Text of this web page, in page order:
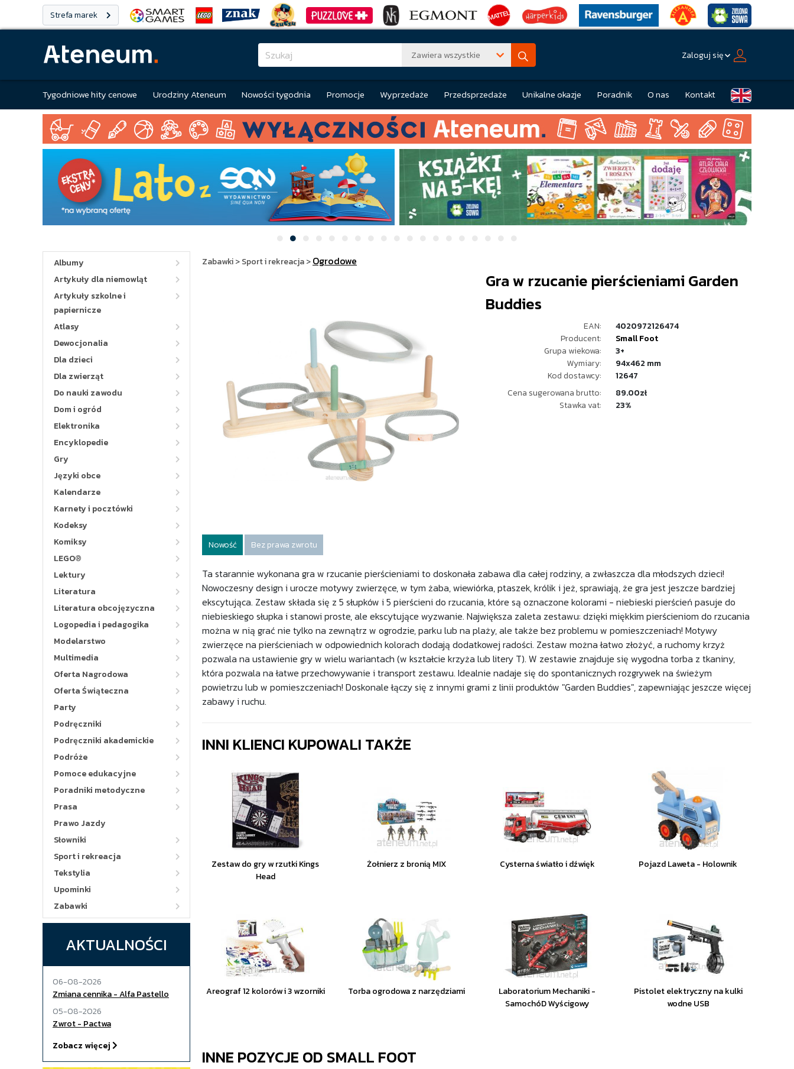
Strefa marek
Zawiera wszystkie Zaloguj się
Tygodniowe hity cenowe Urodziny Ateneum Nowości tygodnia Promocje Wyprzedaże Przedsprzedaże Unikalne okazje Poradnik O nas Kontakt
Albumy
Artykuły dla niemowląt
Artykuły szkolne i
papiernicze
Atlasy
Dewocjonalia
Dla dzieci
Dla zwierząt
Do nauki zawodu
Dom i ogród
Elektronika
Encyklopedie
Gry
Języki obce
Kalendarze
Karnety i pocztówki
Kodeksy
Komiksy
LEGO®
Lektury
Literatura
Literatura obcojęzyczna
Logopedia i pedagogika
Modelarstwo
Multimedia
Oferta Nagrodowa
Oferta Świąteczna
Party
Podręczniki
Podręczniki akademickie
Podróże
Pomoce edukacyjne
Poradniki metodyczne
Prasa
Prawo Jazdy
Słowniki
Sport i rekreacja
Tekstylia
Upominki
Zabawki
AKTUALNOŚCI
06-08-2026
Zmiana cennika - Alfa Pastello
05-08-2026
Zwrot - Pactwa
Zobacz więcej
Zabawki>Sport i rekreacja>Ogrodowe
Gra w rzucanie pierścieniami Garden
Buddies
EAN:
4020972126474
Producent:
Small Foot
Grupa wiekowa:
3+
Wymiary:
94x462 mm
Kod dostawcy:
12647
Cena sugerowana brutto:
89.00zł
Stawka vat:
23%
Nowość Bez prawa zwrotu
Ta starannie wykonana gra w rzucanie pierścieniami to doskonała zabawa dla całej rodziny, a zwłaszcza dla młodszych dzieci!
Nowoczesny design i urocze motywy zwierzęce, w tym żaba, wiewiórka, ptaszek, królik i jeż, sprawiają, że gra jest jeszcze bardziej
ekscytująca. Zestaw składa się z 5 słupków i 5 pierścieni do rzucania, które są oznaczone kolorami - niebieski pierścień pasuje do
niebieskiego słupka i stanowi proste, ale ekscytujące wyzwanie. Największa zaleta zestawu: dzięki miękkim pierścieniom do rzucania
można w nią grać nie tylko na zewnątrz w ogrodzie, parku lub na plaży, ale także bez problemu w pomieszczeniach! Motywy
zwierzęce na pierścieniach w odpowiednich kolorach dodają dodatkowej radości. Zestaw można łatwo złożyć, a ruchomy krzyż
pozwala na ustawienie gry w wielu wariantach (w kształcie krzyża lub litery T). W zestawie znajduje się wygodna torba z tkaniny,
która pozwala na łatwe przechowywanie i transport zestawu. Idealnie nadaje się do spontanicznych rozgrywek na świeżym
powietrzu lub w pomieszczeniach! Doskonale łączy się z innymi grami z linii produktów "Garden Buddies", zapewniając jeszcze więcej
zabawy i ruchu.
INNI KLIENCI KUPOWALI TAKŻE
Zestaw do gry w rzutki Kings
Head
Żołnierz z bronią MIX Cysterna światło i dźwięk Pojazd Laweta - Holownik
Areograf 12 kolorów i 3 wzorniki Torba ogrodowa z narzędziami
Laboratorium Mechaniki -
SamochóD Wyścigowy
Pistolet elektryczny na kulki
wodne USB
INNE POZYCJE OD SMALL FOOT